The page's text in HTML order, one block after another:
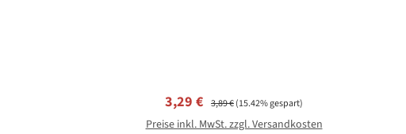
Verkaufspreis:
3,29 € Regulärer Preis:
3,89 €(15.42% gespart)
Preise inkl. MwSt. zzgl. Versandkosten